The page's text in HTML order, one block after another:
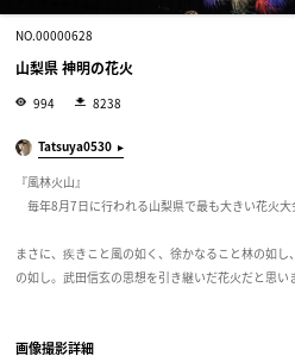
NO.00000628
山梨県 神明の花火
994 8238
Tatsuya0530
『風林火山』
毎年8月7日に行われる山梨県で最も大きい花火大
まさに、疾きこと風の如く、徐かなること林の如
の如し。武田信玄の思想を引き継いだ花火だと思い
画像撮影詳細